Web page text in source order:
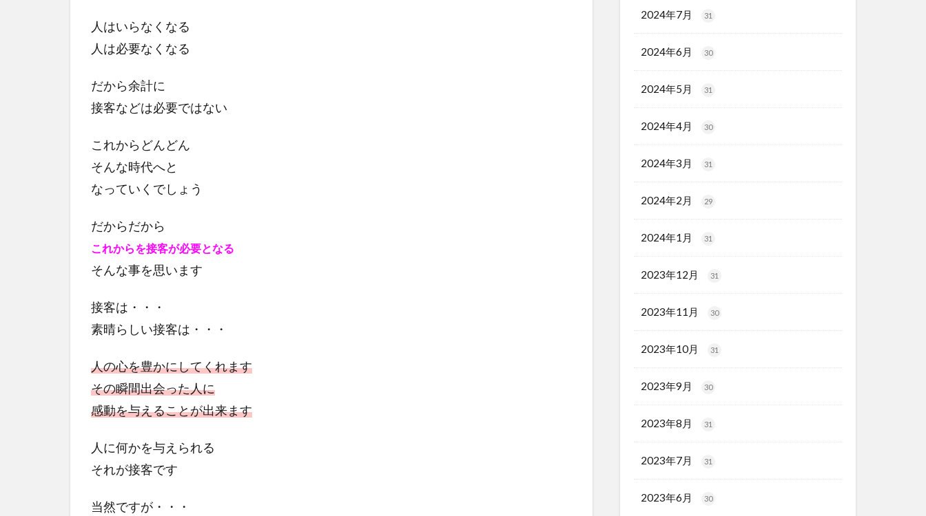
人はいらなくなる
人は必要なくなる
だから余計に
接客などは必要ではない
これからどんどん
そんな時代へと
なっていくでしょう
だからだから
これからを接客が必要となる
そんな事を思います
接客は・・・
素晴らしい接客は・・・
人の心を豊かにしてくれます
その瞬間出会った人に
感動を与えることが出来ます
人に何かを与えられる
それが接客です
当然ですが・・・
2024年7月 31
2024年6月 30
2024年5月 31
2024年4月 30
2024年3月 31
2024年2月 29
2024年1月 31
2023年12月 31
2023年11月 30
2023年10月 31
2023年9月 30
2023年8月 31
2023年7月 31
2023年6月 30